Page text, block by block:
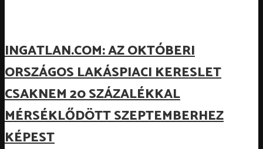
INGATLAN.COM: AZ OKTÓBERI
ORSZÁGOS LAKÁSPIACI KERESLET
CSAKNEM 20 SZÁZALÉKKAL
MÉRSÉKLŐDÖTT SZEPTEMBERHEZ
KÉPEST